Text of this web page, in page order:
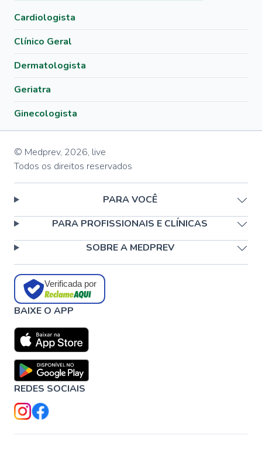
Cardiologista
Clínico Geral
Dermatologista
Geriatra
Ginecologista
© Medprev, 2026, live
Todos os direitos reservados
PARA VOCÊ
PARA PROFISSIONAIS E CLÍNICAS
SOBRE A MEDPREV
Verificada por
BAIXE O APP
REDES SOCIAIS